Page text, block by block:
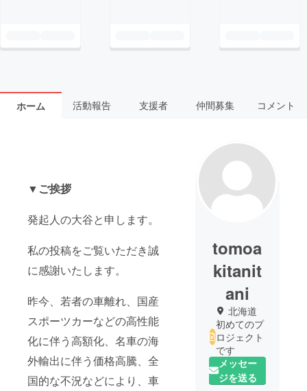
ホーム 活動報告 支援者 仲間募集 コメント
▼ご挨拶
発起人の大谷と申します。
私の投稿をご覧いただき誠
に感謝いたします。
昨今、若者の車離れ、国産
スポーツカーなどの高性能
化に伴う高額化、名車の海
外輸出に伴う価格高騰、全
国的な不況などにより、車
tomoa
kitanit
ani
北海道
初めてのプ
ロジェクト
です
メッセー
ジを送る